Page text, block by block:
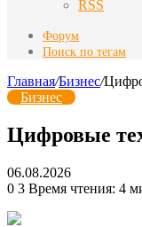
RSS
Форум
Поиск по тегам
Главная/Бизнес/
Бизнес
Цифровые
06.08.2026
0 3 Время чтения: 4